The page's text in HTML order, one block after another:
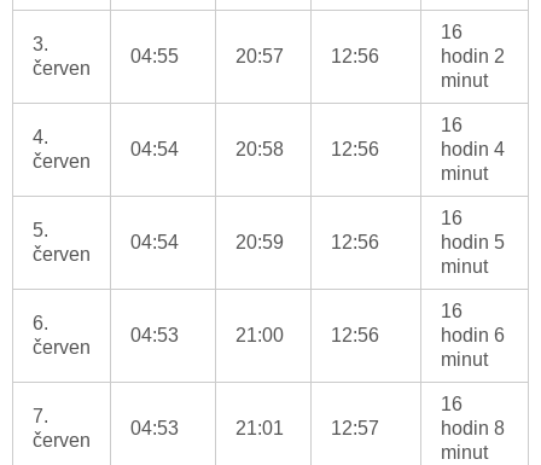
3.
červen
04:55 20:57 12:56
16
hodin 2
minut
4.
červen
04:54 20:58 12:56
16
hodin 4
minut
5.
červen
04:54 20:59 12:56
16
hodin 5
minut
6.
červen
04:53 21:00 12:56
16
hodin 6
minut
7.
červen
04:53 21:01 12:57
16
hodin 8
minut